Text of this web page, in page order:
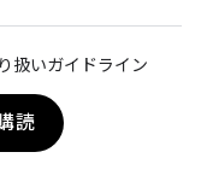
扱いガイドライン
読